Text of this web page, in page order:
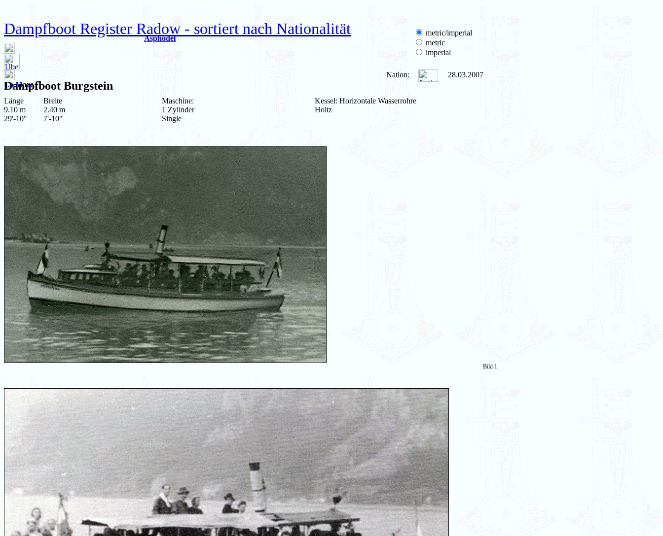
Dampfboot Register Radow - sortiert nach Nationalität
Asphodel
La Mare
metric/imperial
metric
imperial
Dampfboot Burgstein
Nation: 28.03.2007
Länge
9.10 m
29'-10"
Breite
2.40 m
7'-10"
Maschine:
1 Zylinder
Single
Kessel: Horizontale Wasserrohre
Holtz
Bild 1